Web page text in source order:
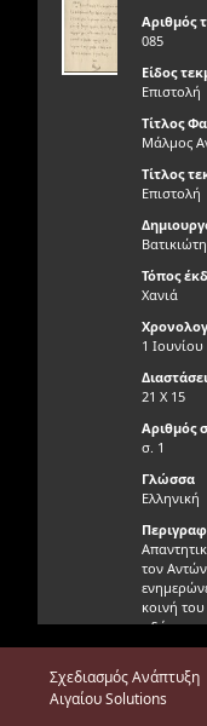
Αριθμός
085
Είδος
Επιστολή
Τίτλος
Μάλμος
Τίτλος
Επιστολή
Τόπος
Χανιά
1 Ιουνίου
21 X 15
Αριθμός
σ. 1
Γλώσσα
Ελληνική
τον
κοινή
Γνήσιο
Φυσική
Σχεδιασμός Ανάπτυξη
Αιγαίου Solutions